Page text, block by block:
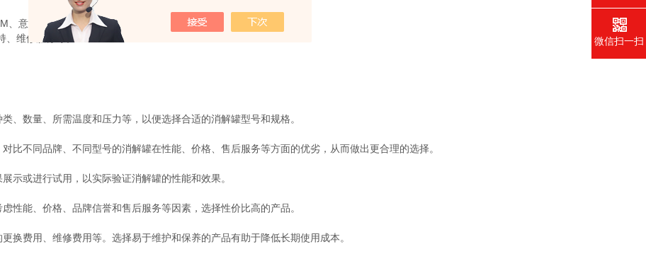
意大利迈尔斯通等，这些品牌在市场上享有良好的口碑和信誉。
维修服务等。
数量、所需温度和压力等，以便选择合适的消解罐型号和规格。
不同品牌、不同型号的消解罐在性能、价格、售后服务等方面的优劣，从而做出更合理的选择。
或进行试用，以实际验证消解罐的性能和效果。
能、价格、品牌信誉和售后服务等因素，选择性价比高的产品。
费用、维修费用等。选择易于维护和保养的产品有助于降低长期使用成本。
微信扫一扫